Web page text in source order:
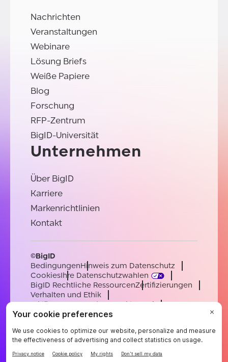
Nachrichten
Veranstaltungen
Webinare
Lösung Briefs
Weiße Papiere
Blog
Forschung
RFP-Zentrum
BigID-Universität
Unternehmen
Über BigID
Karriere
Markenrichtlinien
Kontakt
©BigID
BedingungenHinweis zum Datenschutz
CookiesIhre Datenschutzwahlen
BigID Rechtliche RessourcenZertifizierungen
Verhalten und Ethik
Erklärung zur modernen Sklaverei
Unterauftragsverarbeiter
EnglishGermanFrenchSpanishPortuguese